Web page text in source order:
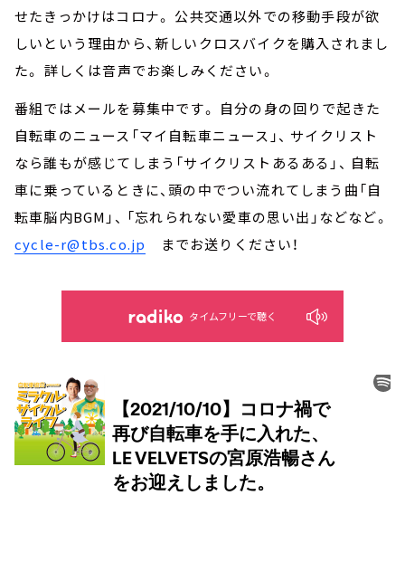
せたきっかけはコロナ。 公共交通以外での移動手段が欲
しいという理由から、新しいクロスバイクを購入されまし
た。 詳しくは音声でお楽しみください。
番組ではメールを募集中です。 自分の身の回りで起きた
自転車のニュース「マイ自転車ニュース」、 サイクリスト
なら誰もが感じてしまう「サイクリストあるある」、 自転
車に乗っているときに、頭の中でつい流れてしまう曲「自
転車脳内BGM」、 「忘れられない愛車の思い出」などなど。
cycle-r@tbs.co.jp
までお送りください！
タイムフリーで聴く